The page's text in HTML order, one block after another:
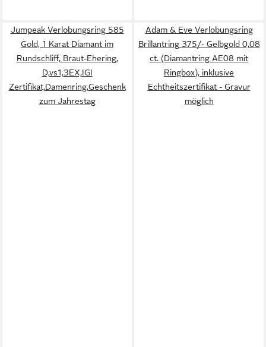
Jumpeak Verlobungsring 585
Gold, 1 Karat Diamant im
Rundschliff, Braut-Ehering,
D,vs1,3EX,IGI
Zertifikat,Damenring,Geschenk
zum Jahrestag
Adam & Eve Verlobungsring
Brillantring 375/- Gelbgold 0,08
ct. (Diamantring AE08 mit
Ringbox), inklusive
Echtheitszertifikat - Gravur
möglich